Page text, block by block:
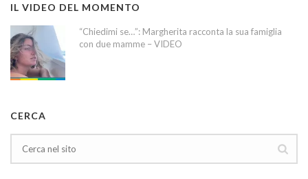
IL VIDEO DEL MOMENTO
“Chiedimi se…”: Margherita racconta la sua famiglia
con due mamme – VIDEO
CERCA